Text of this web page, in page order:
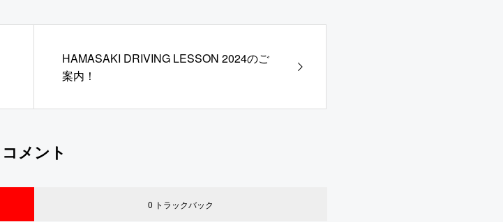
HAMASAKI DRIVING LESSON 2024のご
案内！
コメント
0 トラックバック